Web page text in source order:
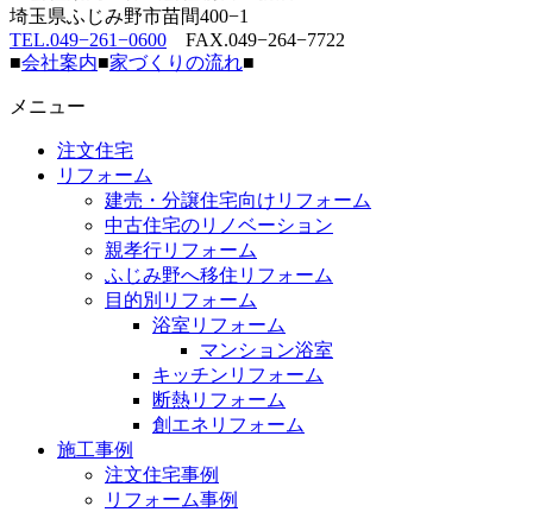
埼玉県ふじみ野市苗間400−1
TEL.049−261−0600 FAX.049−264−7722
■会社案内■家づくりの流れ■
メニュー
注文住宅
リフォーム
建売・分譲住宅向けリフォーム
中古住宅のリノベーション
親孝行リフォーム
ふじみ野へ移住リフォーム
目的別リフォーム
浴室リフォーム
マンション浴室
キッチンリフォーム
断熱リフォーム
創エネリフォーム
施工事例
注文住宅事例
リフォーム事例